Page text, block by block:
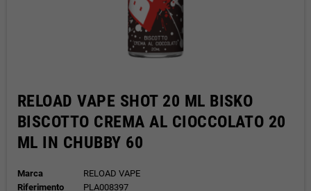
RELOAD VAPE SHOT 20 ML BISKO
BISCOTTO CREMA AL CIOCCOLATO 20
ML IN CHUBBY 60
Marca
RELOAD VAPE
Riferimento
PLA008397